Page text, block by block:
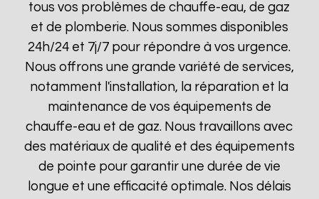
tous vos problèmes de chauffe-eau, de gaz
et de plomberie. Nous sommes disponibles
24h/24 et 7j/7 pour répondre à vos urgence.
Nous offrons une grande variété de services,
notamment l'installation, la réparation et la
maintenance de vos équipements de
chauffe-eau et de gaz. Nous travaillons avec
des matériaux de qualité et des équipements
de pointe pour garantir une durée de vie
longue et une efficacité optimale. Nos délais